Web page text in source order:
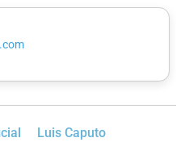
Luis Caputo